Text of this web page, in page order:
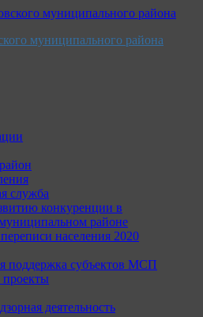
муниципального района
служба
конкуренции в
районе
населения 2020
поддержка субъектов МСП
деятельность